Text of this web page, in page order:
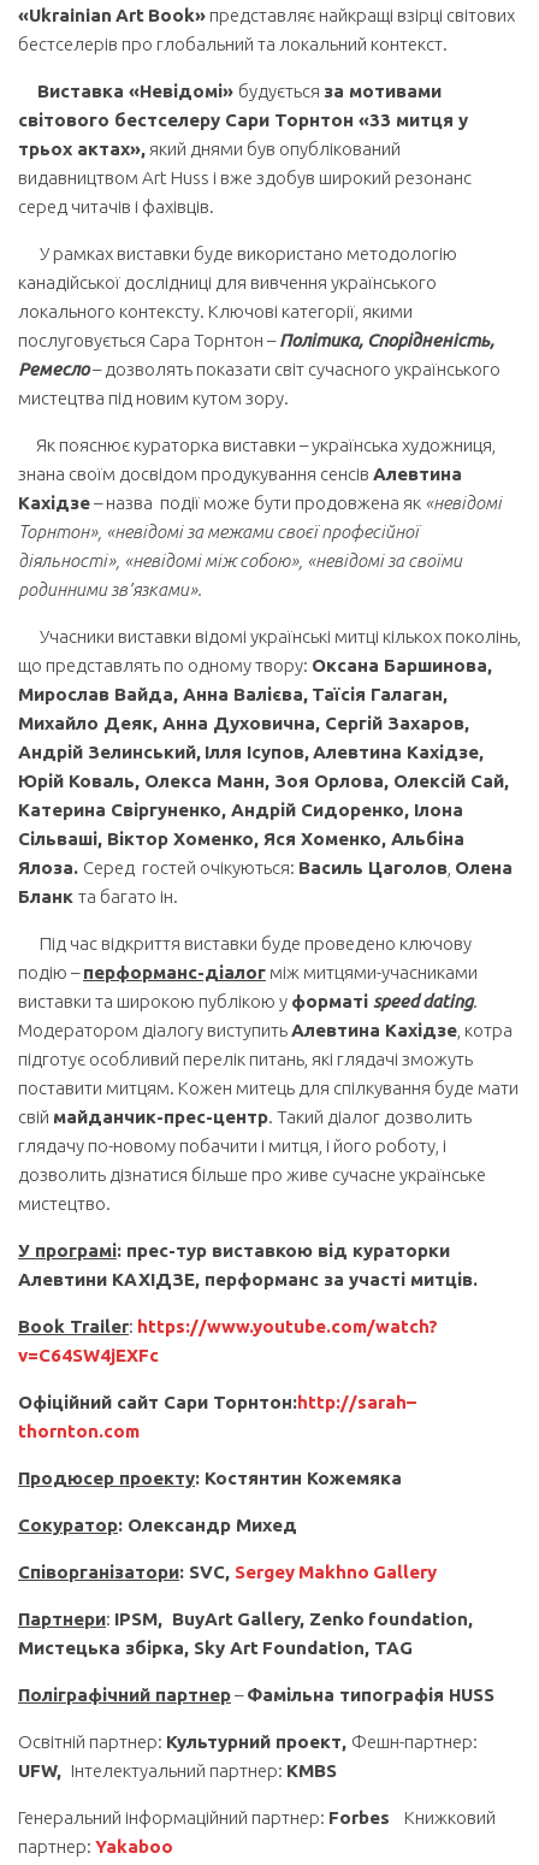
«Ukrainian Art Book» представляє найкращі взірці світових
бестселерів про глобальний та локальний контекст.
Виставка «Невідомі» будується за мотивами
світового бестселеру Сари Торнтон «33 митця у
трьох актах», який днями був опублікований
видавництвом Art Huss і вже здобув широкий резонанс
серед читачів і фахівців.
У рамках виставки буде використано методологію
канадійської дослідниці для вивчення українського
локального контексту. Ключові категорії, якими
послуговується Сара Торнтон –Політика, Спорідненість,
Ремесло– дозволять показати світ сучасного українського
мистецтва під новим кутом зору.
Як пояснює кураторка виставки – українська художниця,
знана своїм досвідом продукування сенсів Алевтина
Кахідзе– назва події може бути продовжена як «невідомі
Торнтон», «невідомі за межами своєї професійної
діяльності», «невідомі між собою», «невідомі за своїми
родинними зв’язками».
Учасники виставки відомі українські митці кількох поколінь,
що представлять по одному твору: Оксана Баршинова,
Мирослав Вайда, Анна Валієва, Таїсія Галаган,
Михайло Деяк, Анна Духовична, Сергій Захаров,
Андрій Зелинський, Ілля Ісупов,Алевтина Кахідзе,
Юрій Коваль, Олекса Манн, Зоя Орлова, Олексій Сай,
Катерина Свіргуненко, Андрій Сидоренко, Ілона
Сільваші, Віктор Хоменко, Яся Хоменко, Альбіна
Ялоза. Серед гостей очікуються: Василь Цаголов Олена
Бланк та багато ін.
Під час відкриття виставки буде проведено ключову
подію –перформанс-діалог між митцями-учасниками
виставки та широкою публікою у форматі speed dating.
Модератором діалогу виступитьАлевтина Кахідзе , котра
підготує особливий перелік питань, які глядачі зможуть
поставити митцям. Кожен митець для спілкування буде мати
свій майданчик-прес-центр. Такий діалог дозволить
глядачу по-новому побачити і митця, і його роботу, і
дозволить дізнатися більше про живе сучасне українське
мистецтво.
У програмі: прес-тур виставкою від кураторки
Алевтини КАХІДЗЕ, перформанс за участі митців.
Book Trailer: https://www.youtube.com/watch?
v=C64SW4jEXFc
Офіційний сайт Сари Торнтон:http://sarah–
thornton.com
Продюсер проекту: Костянтин Кожемяка
Сокуратор: Олександр Михед
Співорганізатори: SVC, Sergey Makhno Gallery
Партнери: IPSM, BuyArt Gallery, Zenko fоundаtion,
Мистецька збірка, Sky Art Foundation, TAG
Поліграфічний партнер–Фамільна типографія HUSS
Освітній партнер: Культурний проект, Фешн-партнер:
UFW, Інтелектуальний партнер: KMBS
Генеральний інформаційний партнер: Forbes
Книжковий
партнер: Yakaboo